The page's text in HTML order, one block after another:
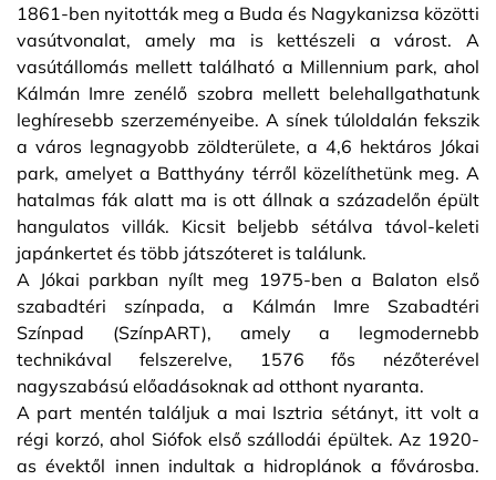
1861-ben nyitották meg a Buda és Nagykanizsa közötti
vasútvonalat, amely ma is kettészeli a várost. A
vasútállomás mellett található a Millennium park, ahol
Kálmán Imre zenélő szobra mellett belehallgathatunk
leghíresebb szerzeményeibe. A sínek túloldalán fekszik
a város legnagyobb zöldterülete, a 4,6 hektáros Jókai
park, amelyet a Batthyány térről közelíthetünk meg. A
hatalmas fák alatt ma is ott állnak a századelőn épült
hangulatos villák. Kicsit beljebb sétálva távol-keleti
japánkertet és több játszóteret is találunk.
A Jókai parkban nyílt meg 1975-ben a Balaton első
szabadtéri színpada, a Kálmán Imre Szabadtéri
Színpad (SzínpART), amely a legmodernebb
technikával felszerelve, 1576 fős nézőterével
nagyszabású előadásoknak ad otthont nyaranta.
A part mentén találjuk a mai Isztria sétányt, itt volt a
régi korzó, ahol Siófok első szállodái épültek. Az 1920-
as évektől innen indultak a hidroplánok a fővárosba.